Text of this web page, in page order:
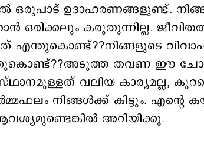
ഒരുപാട് ഉദാഹരണങ്ങളുണ്ട്.
ഒരിക്കലും കരുതുന്നില്ല.
എന്തുകൊണ്ട്??നിങ്ങളുടെ
തവണ ഈ
വലിയ കാര്യമല്ല,
നിങ്ങൾക്ക് കിട്ടും. എന്റെ
അറിയിക്കൂ.